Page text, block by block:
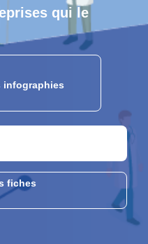
qui le
infographies
fiches